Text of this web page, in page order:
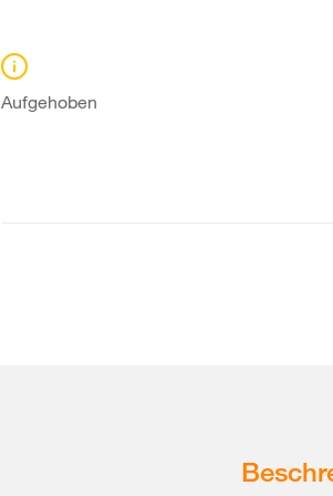
Aufgehoben